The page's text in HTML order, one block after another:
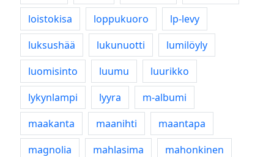
loistokisa
loppukuoro
lp-levy
luksushää
lukunuotti
lumilöyly
luomisinto
luumu
luurikko
lykynlampi
lyyra
m-albumi
maakanta
maanihti
maantapa
magnolia
mahlasima
mahonkinen